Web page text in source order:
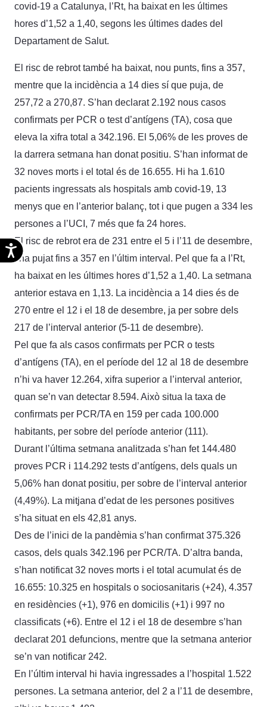
Accesibilidad
covid-19 a Catalunya, l’Rt, ha baixat en les últimes
hores d’1,52 a 1,40, segons les últimes dades del
Departament de Salut.
El risc de rebrot també ha baixat, nou punts, fins a 357,
mentre que la incidència a 14 dies sí que puja, de
257,72 a 270,87. S’han declarat 2.192 nous casos
confirmats per PCR o test d’antígens (TA), cosa que
eleva la xifra total a 342.196. El 5,06% de les proves de
la darrera setmana han donat positiu. S’han informat de
32 noves morts i el total és de 16.655. Hi ha 1.610
pacients ingressats als hospitals amb covid-19, 13
menys que en l’anterior balanç, tot i que pugen a 334 les
persones a l’UCI, 7 més que fa 24 hores.
El risc de rebrot era de 231 entre el 5 i l’11 de desembre,
i ha pujat fins a 357 en l’últim interval. Pel que fa a l’Rt,
ha baixat en les últimes hores d’1,52 a 1,40. La setmana
anterior estava en 1,13. La incidència a 14 dies és de
270 entre el 12 i el 18 de desembre, ja per sobre dels
217 de l’interval anterior (5-11 de desembre).
Pel que fa als casos confirmats per PCR o tests
d’antígens (TA), en el període del 12 al 18 de desembre
n’hi va haver 12.264, xifra superior a l’interval anterior,
quan se’n van detectar 8.594. Això situa la taxa de
confirmats per PCR/TA en 159 per cada 100.000
habitants, per sobre del període anterior (111).
Durant l’última setmana analitzada s’han fet 144.480
proves PCR i 114.292 tests d’antígens, dels quals un
5,06% han donat positiu, per sobre de l’interval anterior
(4,49%). La mitjana d’edat de les persones positives
s’ha situat en els 42,81 anys.
Des de l’inici de la pandèmia s’han confirmat 375.326
casos, dels quals 342.196 per PCR/TA. D’altra banda,
s’han notificat 32 noves morts i el total acumulat és de
16.655: 10.325 en hospitals o sociosanitaris (+24), 4.357
en residències (+1), 976 en domicilis (+1) i 997 no
classificats (+6). Entre el 12 i el 18 de desembre s’han
declarat 201 defuncions, mentre que la setmana anterior
se’n van notificar 242.
En l’últim interval hi havia ingressades a l’hospital 1.522
persones. La setmana anterior, del 2 a l’11 de desembre,